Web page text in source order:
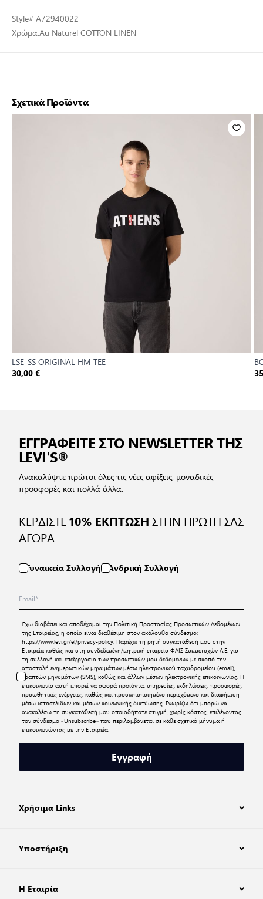
Style# A72940022
Χρώμα:Au Naturel COTTON LINEN
Σχετικά Προϊόντα
LSE_SS ORIGINAL HM TEE
30,00 €
ΕΓΓΡΑΦΕΙΤΕ ΣΤΟ NEWSLETTER ΤΗΣ
LEVI'S®
Ανακαλύψτε πρώτοι όλες τις νέες αφίξεις, μοναδικές
προσφορές και πολλά άλλα.
ΚΕΡΔΙΣΤΕ10% ΕΚΠΤΩΣΗ ΣΤΗΝ ΠΡΩΤΗ ΣΑΣ
ΑΓΟΡΑ
Γυναικεία Συλλογή Ανδρική Συλλογή
Έχω διαβάσει και αποδέχομαι την Πολιτική Προστασίας Προσωπικών Δεδομένων
της Εταιρείας, η οποία είναι διαθέσιμη στον ακόλουθο σύνδεσμο:
https://www.levi.gr/el/privacy-policy. Παρέχω τη ρητή συγκατάθεσή μου στην
Εταιρεία καθώς και στη συνδεδεμένη/μητρική εταιρεία ΦΑΙΣ Συμμετοχών Α.Ε. για
τη συλλογή και επεξεργασία των προσωπικών μου δεδομένων με σκοπό την
αποστολή ενημερωτικών μηνυμάτων μέσω ηλεκτρονικού ταχυδρομείου (email),
γραπτών μηνυμάτων (SMS), καθώς και άλλων μέσων ηλεκτρονικής επικοινωνίας. Η
επικοινωνία αυτή μπορεί να αφορά προϊόντα, υπηρεσίες, εκδηλώσεις, προσφορές,
προωθητικές ενέργειες, καθώς και προσωποποιημένο περιεχόμενο και διαφήμιση
μέσω ιστοσελίδων και μέσων κοινωνικής δικτύωσης. Γνωρίζω ότι μπορώ να
ανακαλέσω τη συγκατάθεσή μου οποιαδήποτε στιγμή, χωρίς κόστος, επιλέγοντας
τον σύνδεσμο «Unsubscribe» που περιλαμβάνεται σε κάθε σχετικό μήνυμα ή
επικοινωνώντας με την Εταιρεία.
Εγγραφή
Χρήσιμα Links
Υποστήριξη
Η Εταιρία